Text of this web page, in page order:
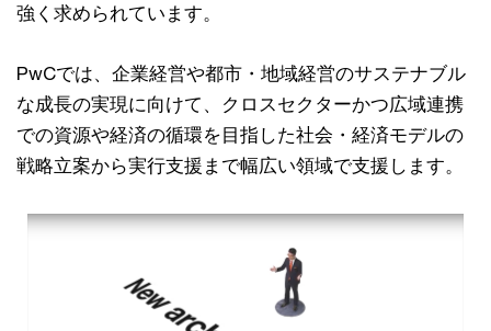
強く求められています。
PwCでは、企業経営や都市・地域経営のサステナブル
な成長の実現に向けて、クロスセクターかつ広域連携
での資源や経済の循環を目指した社会・経済モデルの
戦略立案から実行支援まで幅広い領域で支援します。